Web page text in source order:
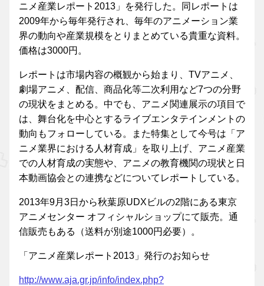
ニメ産業レポート2013」を発行した。同レポートは
2009年から毎年発行され、毎年のアニメーション業
界の動向や産業規模をとりまとめている貴重な資料。
価格は3000円。
レポートは市場内容の概観から始まり、TVアニメ、
劇場アニメ、配信、商品化等二次利用など7つの分野
の現状をまとめる。中でも、アニメ関連展示の項目で
は、舞台化を中心とするライブエンタテインメントの
動向もフォローしている。また特集として今号は「ア
ニメ業界における人材育成」を取り上げ、アニメ産業
での人材育成の実態や、アニメの教育機関の現状と日
本動画協会との連携などについてレポートしている。
2013年9月3日から秋葉原UDXビルの2階にある東京
アニメセンター オフィシャルショップにて販売。通
信販売もある（送料が別途1000円必要）。
「アニメ産業レポート2013」発行のお知らせ
http://www.aja.gr.jp/info/index.php?